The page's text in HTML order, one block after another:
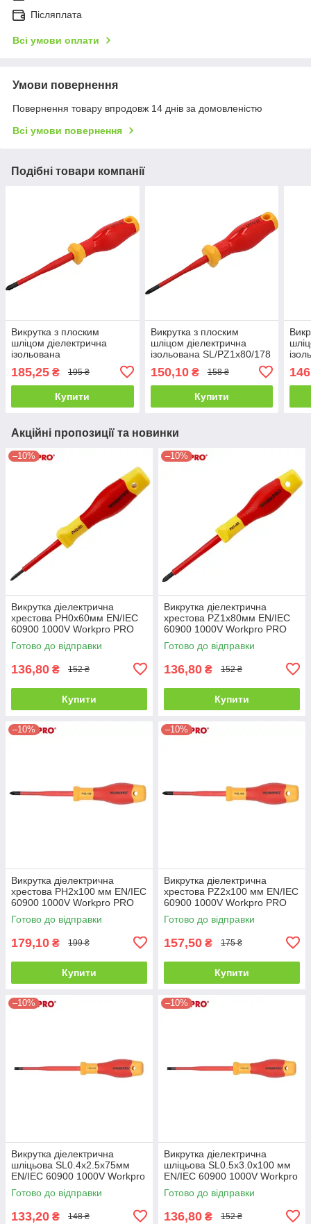
Післяплата
Всі умови оплати
Умови повернення
Повернення товару впродовж 14 днів за домовленістю
Всі умови повернення
Подібні товари компанії
Викрутка з плоским
шліцом діелектрична
ізольована
SL/PH2х100/208 мм Yato
YT-282661
185,25 ₴ 195 ₴
Купити
Викрутка з плоским
шліцом діелектрична
ізольована SL/PZ1х80/178
150,10₴ 158 ₴
Купити
Акційні пропозиції та новинки
–10%
Викрутка діелектрична
хрестова PH0x60мм EN/IEC
60900 1000V Workpro PRO
PLUS WP341007
Готово до відправки
136,80 ₴ 152 ₴
Купити
–10%
Викрутка діелектрична
хрестова PZ1x80мм EN/IEC
60900 1000V Workpro PRO
PLUS WP341020
Готово до відправки
136,80 ₴ 152 ₴
Купити
–10%
Викрутка діелектрична
хрестова PH2x100 мм EN/IEC
60900 1000V Workpro PRO
PLUS WP341009
Готово до відправки
179,10 ₴ 199 ₴
Купити
–10%
Викрутка діелектрична
хрестова PZ2x100 мм EN/IEC
60900 1000V Workpro PRO
PLUS WP341021
Готово до відправки
157,50 ₴ 175 ₴
Купити
–10%
Викрутка діелектрична
шліцьова SL0.4x2.5x75мм
EN/IEC 60900 1000V Workpro
PRO PLUS WP341001
Готово до відправки
133,20 ₴ 148 ₴
–10%
Викрутка діелектрична
шліцьова SL0.5x3.0x100 мм
EN/IEC 60900 1000V Workpro
PRO PLUS WP341002
Готово до відправки
136,80 ₴ 152 ₴